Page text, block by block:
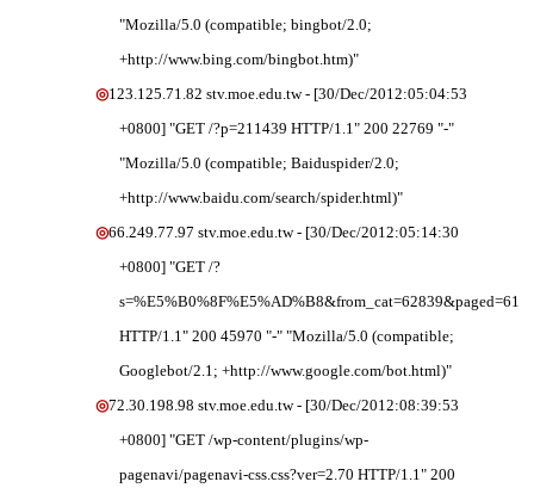
"Mozilla/5.0 (compatible; bingbot/2.0;
+http://www.bing.com/bingbot.htm)"
◎123.125.71.82 stv.moe.edu.tw - [30/Dec/2012:05:04:53
+0800] "GET /?p=211439 HTTP/1.1" 200 22769 "-"
"Mozilla/5.0 (compatible; Baiduspider/2.0;
+http://www.baidu.com/search/spider.html)"
◎66.249.77.97 stv.moe.edu.tw - [30/Dec/2012:05:14:30
+0800] "GET /?
s=%E5%B0%8F%E5%AD%B8&from_cat=62839&paged=61
HTTP/1.1" 200 45970 "-" "Mozilla/5.0 (compatible;
Googlebot/2.1; +http://www.google.com/bot.html)"
◎72.30.198.98 stv.moe.edu.tw - [30/Dec/2012:08:39:53
+0800] "GET /wp-content/plugins/wp-
pagenavi/pagenavi-css.css?ver=2.70 HTTP/1.1" 200